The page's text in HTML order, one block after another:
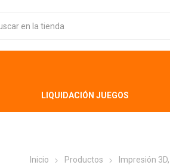
LIQUIDACIÓN JUEGOS
Inicio Productos Impresión